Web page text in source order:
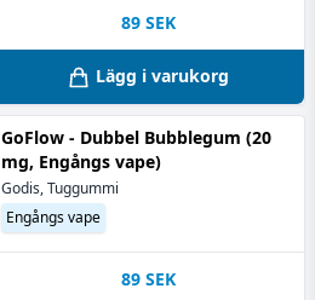
89 SEK
Lägg i varukorg
GoFlow - Dubbel Bubblegum (20
mg, Engångs vape)
Godis, Tuggummi
Engångs vape
89 SEK